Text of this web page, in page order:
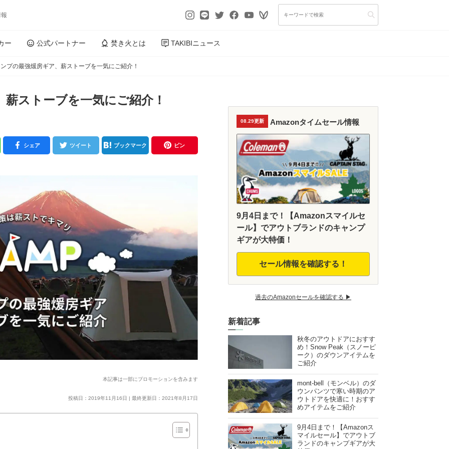
ー 公式パートナー 焚き火とは TAKIBIニュース
プの最強煖房ギア、薪ストーブを一気にご紹介！
ストーブを一気にご紹介！
シェア ツイート ブックマーク ピン
本記事は一部にプロモーションを含みます
投稿日：2019年11月16日 | 最終更新日：2021年8月17日
08.29更新 Amazonタイムセール情報
9月4日まで！【Amazonスマイルセ
ール】でアウトブランドのキャンプ
ギアが大特価！
セール情報を確認する！
過去のAmazonセールを確認する ▶︎
新着記事
秋冬のアウトドアにおすす
め！Snow Peak（スノーピ
ーク）のダウンアイテムを
ご紹介
mont-bell（モンベル）のダ
ウンパンツで寒い時期のア
ウトドアを快適に！おすす
めアイテムをご紹介
9月4日まで！【Amazonス
マイルセール】でアウトブ
ランドのキャンプギアが大